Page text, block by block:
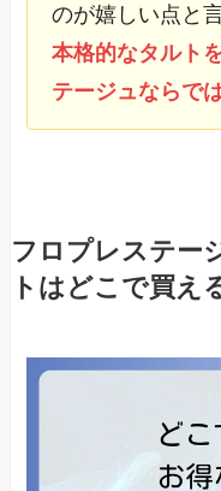
のが嬉しい点と
本格的なタルト
テージュならで
フロプレステー
トはどこで買え